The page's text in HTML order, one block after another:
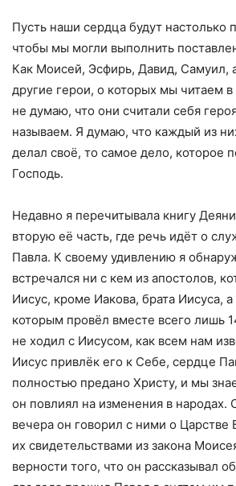
Пусть наши сердца будут настолько
чтобы мы могли выполнить
Как Моисей, Эсфирь, Давид, Самуил,
другие герои, о которых мы читаем
не думаю, что они считали себя
называем. Я думаю, что каждый из
делал своё, то самое дело, которое
Господь.
Недавно я перечитывала книгу
вторую её часть, где речь идёт о
Павла. К своему удивлению я
встречался ни с кем из апостолов,
Иисус, кроме Иакова, брата Иисуса,
которым провёл вместе всего лишь
не ходил с Иисусом, как всем нам
Иисус привлёк его к Себе, сердце
полностью предано Христу, и мы
он повлиял на изменения в народах.
вечера он говорил с ними о
их свидетельствами из закона
верности того, что он рассказывал